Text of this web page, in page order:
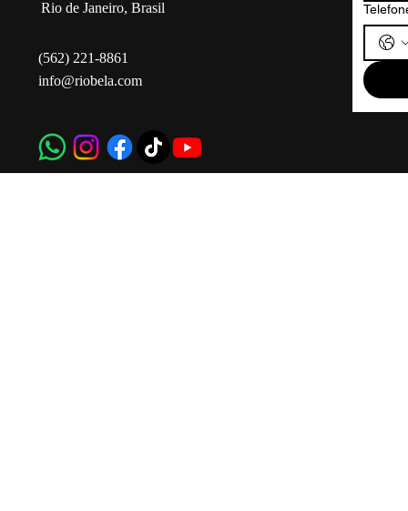
Rio de Janeiro, Brasil
(562) 221-8861
info@riobela.com